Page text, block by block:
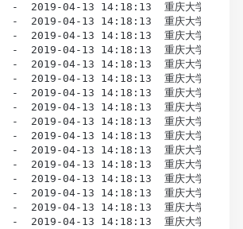
-  2019-04-13 14:18:13  重庆大
-  2019-04-13 14:18:13  重庆大
-  2019-04-13 14:18:13  重庆大
-  2019-04-13 14:18:13  重庆大
-  2019-04-13 14:18:13  重庆大
-  2019-04-13 14:18:13  重庆大
-  2019-04-13 14:18:13  重庆大
-  2019-04-13 14:18:13  重庆大
-  2019-04-13 14:18:13  重庆大
-  2019-04-13 14:18:13  重庆大
-  2019-04-13 14:18:13  重庆大
-  2019-04-13 14:18:13  重庆大
-  2019-04-13 14:18:13  重庆大
-  2019-04-13 14:18:13  重庆大
-  2019-04-13 14:18:13  重庆大
-  2019-04-13 14:18:13  重庆大